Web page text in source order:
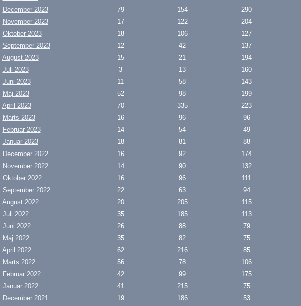
December 2023
79 154 290
November 2023
17 122 204
Oktober 2023
18 106 127
September 2023
12 42 137
August 2023
15 21 194
Juli 2023
3 13 160
Juni 2023
11 58 143
Maj 2023
52 98 199
April 2023
70 335 223
Marts 2023
16 96 96
Februar 2023
14 54 49
Januar 2023
18 81 88
December 2022
16 92 174
November 2022
14 90 132
Oktober 2022
16 96 111
September 2022
22 63 94
August 2022
20 205 115
Juli 2022
35 185 113
Juni 2022
26 88 79
Maj 2022
35 82 75
April 2022
62 216 85
Marts 2022
56 78 106
Februar 2022
42 99 175
Januar 2022
41 215 75
December 2021
19 186 53